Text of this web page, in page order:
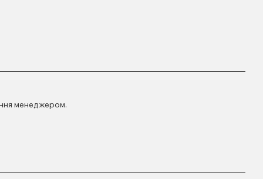
менеджером.